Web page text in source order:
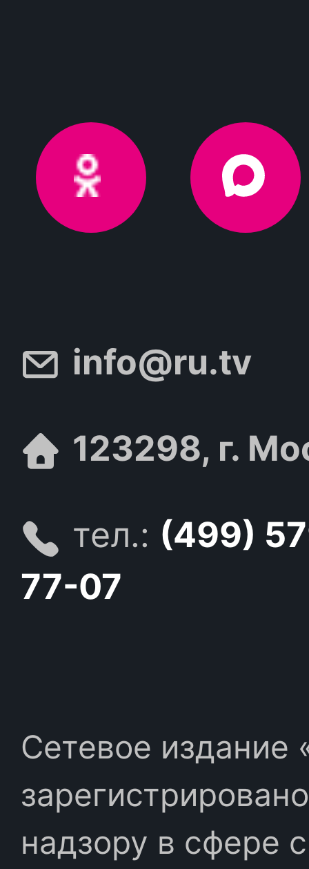
info@ru.tv
123298, г.
тел.: (499)
77-07
Сетевое издание
надзору в сфере